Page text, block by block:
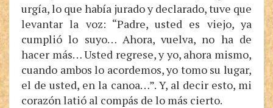
urgía, lo que había jurado y declarado, tuve que
levantar la voz: “Padre, usted es viejo, ya
cumplió lo suyo… Ahora, vuelva, no ha de
hacer más… Usted regrese, y yo, ahora mismo,
cuando ambos lo acordemos, yo tomo su lugar,
el de usted, en la canoa…”. Y, al decir esto, mi
corazón latió al compás de lo más cierto.